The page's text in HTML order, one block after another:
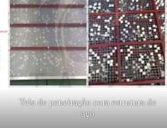
Tela de peneiração com estrutura de
aço